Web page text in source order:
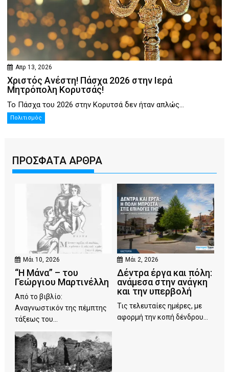
Απρ 13, 2026
Χριστός Ανέστη! Πάσχα 2026 στην Ιερά
Μητρόπολη Κορυτσάς!
Το Πάσχα του 2026 στην Κορυτσά δεν ήταν απλώς...
Πολιτισμός
ΠΡΟΣΦΑΤΑ ΑΡΘΡΑ
Μάι 10, 2026
“Η Μάνα” – του
Γεώργιου Μαρτινέλλη
Από το βιβλίο:
Αναγνωστικόν της πέμπτης
τάξεως του...
Μάι 2, 2026
Δέντρα έργα και πόλη:
ανάμεσα στην ανάγκη
και την υπερβολή
Τις τελευταίες ημέρες, με
αφορμή την κοπή δένδρου...